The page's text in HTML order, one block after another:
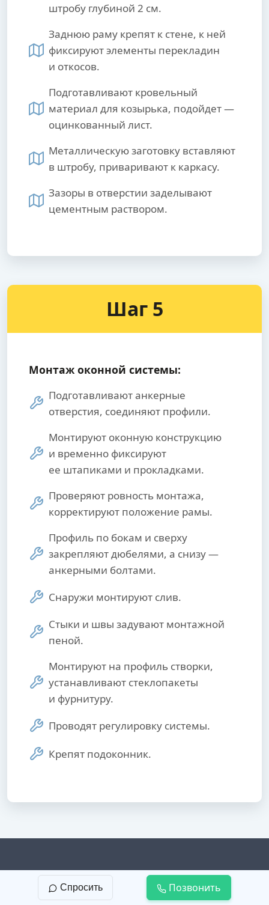
штробу глубиной 2 см.
Заднюю раму крепят к стене, к ней
фиксируют элементы перекладин
и откосов.
Подготавливают кровельный
материал для козырька, подойдет —
оцинкованный лист.
Металлическую заготовку вставляют
в штробу, приваривают к каркасу.
Зазоры в отверстии заделывают
цементным раствором.
Шаг 5
Монтаж оконной системы:
Подготавливают анкерные
отверстия, соединяют профили.
Монтируют оконную конструкцию
и временно фиксируют
ее штапиками и прокладками.
Проверяют ровность монтажа,
корректируют положение рамы.
Профиль по бокам и сверху
закрепляют дюбелями, а снизу —
анкерными болтами.
Снаружи монтируют слив.
Стыки и швы задувают монтажной
пеной.
Монтируют на профиль створки,
устанавливают стеклопакеты
и фурнитуру.
Проводят регулировку системы.
Крепят подоконник.
Остекление балкона в СПб
Спросить Позвонить